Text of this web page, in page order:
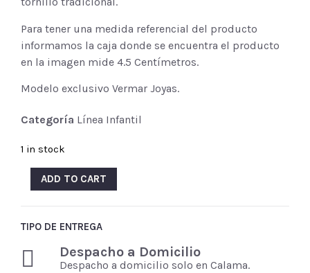
Para tener una medida referencial del producto
informamos la caja donde se encuentra el producto
en la imagen mide 4.5 Centímetros.
Modelo exclusivo Vermar Joyas.
Categoría Línea Infantil
1 in stock
ADD TO CART
TIPO DE ENTREGA
Despacho a Domicilio
Despacho a domicilio solo en Calama.